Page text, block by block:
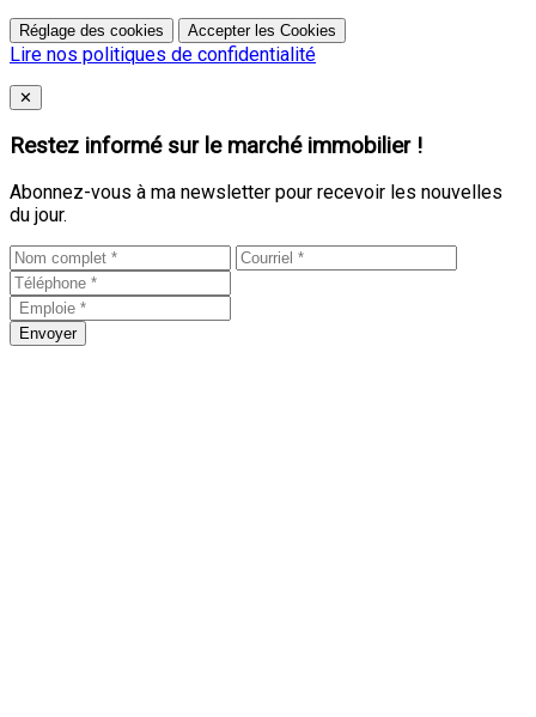
Réglage des cookies Accepter les Cookies
Lire nos politiques de confidentialité
Close
✕
Restez informé sur le marché immobilier !
Abonnez-vous à ma newsletter pour recevoir les nouvelles
du jour.
Envoyer